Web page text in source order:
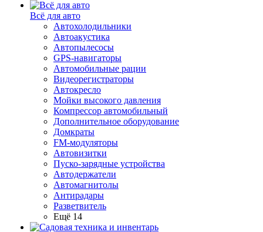
Всё для авто
Автохолодильники
Автоакустика
Автопылесосы
GPS-навигаторы
Автомобильные рации
Видеорегистраторы
Автокресло
Мойки высокого давления
Компрессор автомобильный
Дополнительное оборудование
Домкраты
FM-модуляторы
Автовизитки
Пуско-зарядные устройства
Автодержатели
Автомагнитолы
Антирадары
Разветвитель
Ещё 14